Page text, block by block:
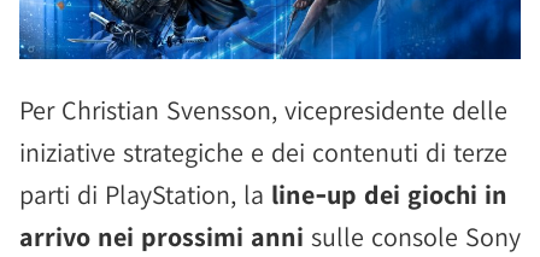
Per Christian Svensson, vicepresidente delle
iniziative strategiche e dei contenuti di terze
parti di PlayStation, la line‑up dei giochi in
arrivo nei prossimi anni sulle console Sony